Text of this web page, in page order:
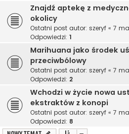
Znajdź aptekę z
okolicy
Ostatni post autor: szeryf « 7
Odpowiedzi: 1
Marihuana jako środek
przeciwbólowy
Ostatni post autor: szeryf « 7
Odpowiedzi: 2
Wchodzi w życie nowa
ekstraktów z konopi
Ostatni post autor: szeryf « 7
Odpowiedzi: 8